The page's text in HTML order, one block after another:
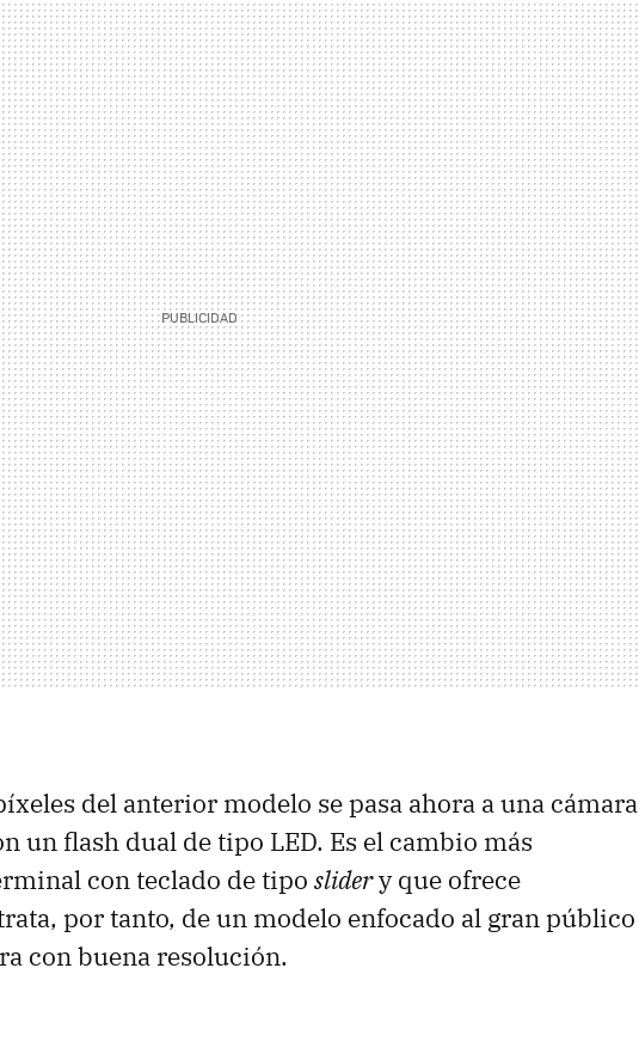
del anterior modelo se pasa ahora a una cámara
un flash dual de tipo LED. Es el cambio más
con teclado de tipo slidery que ofrece
por tanto, de un modelo enfocado al gran público
con buena resolución.